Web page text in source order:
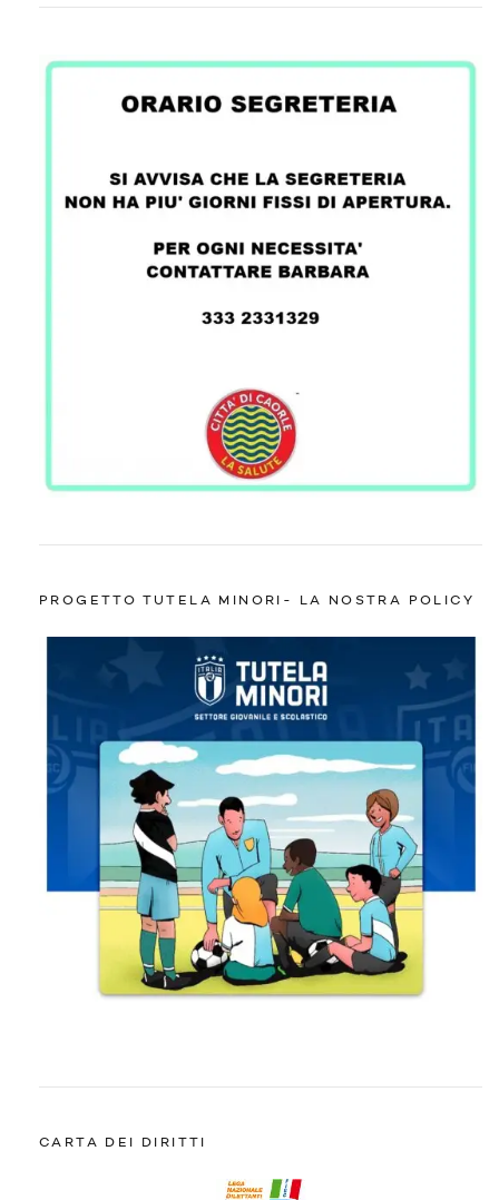
PROGETTO TUTELA MINORI- LA NOSTRA POLICY
CARTA DEI DIRITTI